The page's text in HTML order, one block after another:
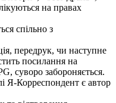
на правах
спільно з
передрук, чи наступне
посилання на
суворо забороняється.
Я-Корреспондент є автор